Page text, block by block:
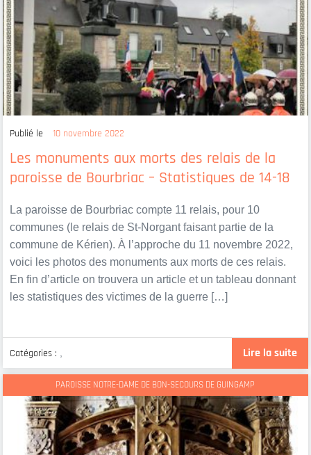
Les monuments aux morts des relais de la
paroisse de Bourbriac – Statistiques de 14-18
Publié le 10 novembre 2022
La paroisse de Bourbriac compte 11 relais, pour 10
communes (le relais de St-Norgant faisant partie de la
commune de Kérien). À l’approche du 11 novembre 2022,
voici les photos des monuments aux morts de ces relais.
En fin d’article on trouvera un article et un tableau donnant
les statistiques des victimes de la guerre […]
Lire la suite
Catégories :
PAROISSE NOTRE-DAME DE BON-SECOURS DE GUINGAMP